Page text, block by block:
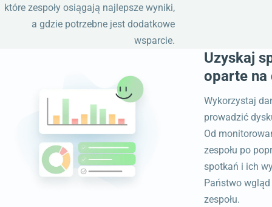
które zespoły osiągają najlepsze wyniki,
a gdzie potrzebne jest dodatkowe
wsparcie.
Uzyskaj
oparte na
Wykorzystaj
prowadzić
Od
zespołu po
spotkań i ich
Państwo
zespołu.